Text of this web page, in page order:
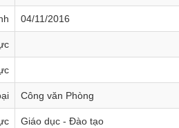
04/11/2016
Công văn Phòng
Giáo dục - Đào tạo